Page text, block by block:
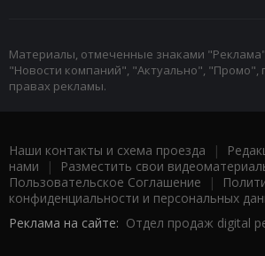
Материалы, отмеченные знаками
"Новости компаний", "Актуально", "Промо",
правах рекламы.
Наши контакты и схема проезда |
нами | Разместить свои
Пользовательское Соглашение |
конфиденциальности и персональных
Реклама на сайте: Отдел продаж digital